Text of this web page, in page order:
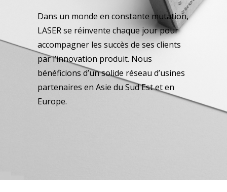
Dans un monde en constante mutation,
LASER se réinvente chaque jour pour
accompagner les succès de ses clients
par l’innovation produit. Nous
bénéficions d’un solide réseau d’usines
partenaires en Asie du Sud Est et en
Europe.